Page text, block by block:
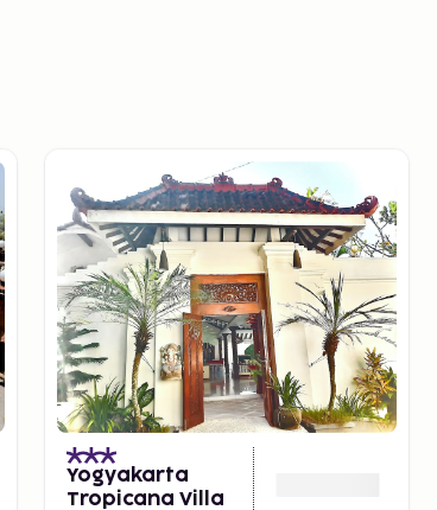
Yogyakarta
Tropicana Villa